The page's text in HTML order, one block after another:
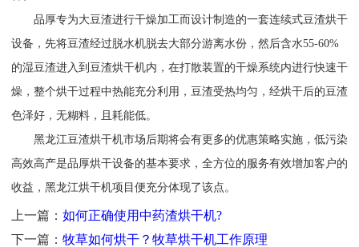
品厚专为大豆渣进行干燥加工而设计制造的一套连续式豆渣烘干
设备，先将豆渣经过脱水机脱去大部分游离水份，然后含水55-60%
的湿豆渣进入到豆渣烘干机内，在打散装置的干燥系统内进行快速干
燥，整个烘干过程中热能充分利用，豆渣受热均匀，经烘干后的豆渣
色泽好，无糊料，且耗能低。
黑龙江豆渣烘干机市场后期将会有更多的优惠策略实施，低污染
高效高产是品厚烘干设备的基本要求，全方位的服务有效增加客户的
收益，黑龙江烘干机项目便充分体现了该点。
上一篇： 如何正确使用中药渣烘干机?
下一篇： 牧草如何烘干？牧草烘干机工作原理